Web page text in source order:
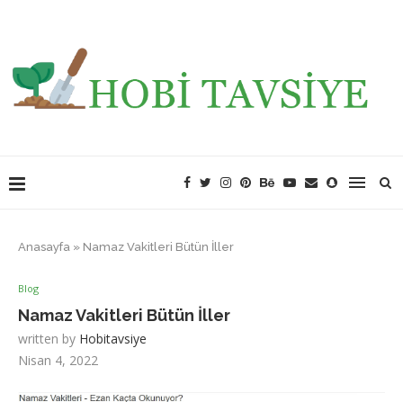
Anasayfa » Namaz Vakitleri Bütün İller
Blog
Namaz Vakitleri Bütün İller
written by Hobitavsiye
Nisan 4, 2022